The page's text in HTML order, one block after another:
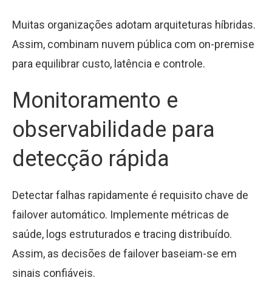
Muitas organizações adotam arquiteturas híbridas.
Assim, combinam nuvem pública com on-premise
para equilibrar custo, latência e controle.
Monitoramento e
observabilidade para
detecção rápida
Detectar falhas rapidamente é requisito chave de
failover automático. Implemente métricas de
saúde, logs estruturados e tracing distribuído.
Assim, as decisões de failover baseiam-se em
sinais confiáveis.